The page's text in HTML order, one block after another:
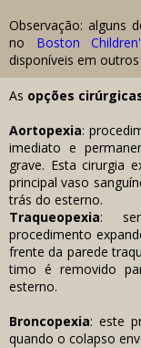
Observação: alguns
no Boston
disponíveis em outros
As opções
Aortopexia:
imediato e
grave. Esta cirurgia
principal vaso
trás do esterno.
Traqueopexia:
procedimento
frente da parede
timo é removido
esterno.
Broncopexia: este
quando o colapso